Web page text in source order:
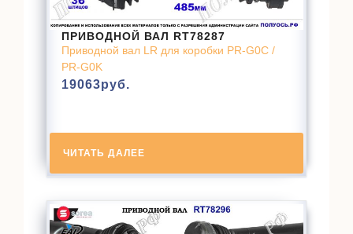
ПРИВОДНОЙ ВАЛ RT78287
Приводной вал LR для коробки PR-G0C /
PR-G0K
19063руб.
ЧИТАТЬ ДАЛЕЕ